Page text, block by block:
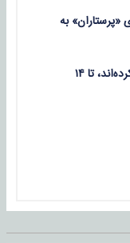
۳۰۰هزار عضوی «پرستاران» به
کسانی که تاکنون از کالابرگ استفاده نکرده‌اند، تا ۱۴